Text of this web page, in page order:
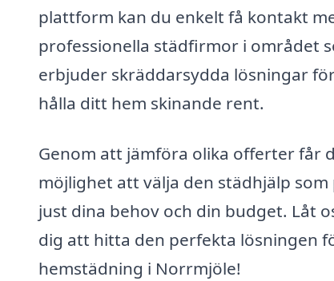
plattform kan du enkelt få kontakt
professionella städfirmor i området
erbjuder skräddarsydda lösningar
hålla ditt hem skinande rent.
Genom att jämföra olika offerter får
möjlighet att välja den städhjälp som
just dina behov och din budget. Låt
dig att hitta den perfekta lösningen
hemstädning i Norrmjöle!